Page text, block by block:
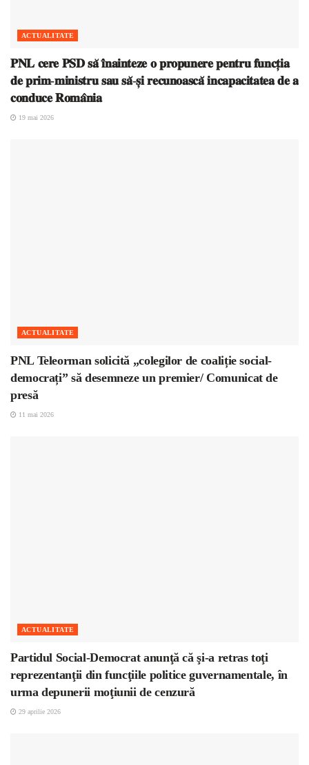
ACTUALITATE
𝐏𝐍𝐋 𝐜𝐞𝐫𝐞 𝐏𝐒𝐃 𝐬𝐚̆ 𝐢̂𝐧𝐚𝐢𝐧𝐭𝐞𝐳𝐞 𝐨 𝐩𝐫𝐨𝐩𝐮𝐧𝐞𝐫𝐞 𝐩𝐞𝐧𝐭𝐫𝐮 𝐟𝐮𝐧𝐜𝐭̦𝐢𝐚
𝐝𝐞 𝐩𝐫𝐢𝐦-𝐦𝐢𝐧𝐢𝐬𝐭𝐫𝐮 𝐬𝐚𝐮 𝐬𝐚̆-𝐬̦𝐢 𝐫𝐞𝐜𝐮𝐧𝐨𝐚𝐬𝐜𝐚̆ 𝐢𝐧𝐜𝐚𝐩𝐚𝐜𝐢𝐭𝐚𝐭𝐞𝐚 𝐝𝐞 𝐚
𝐜𝐨𝐧𝐝𝐮𝐜𝐞 𝐑𝐨𝐦𝐚̂𝐧𝐢𝐚
19 mai 2026
ACTUALITATE
PNL Teleorman solicită „colegilor de coaliție social-
democrați” să desemneze un premier/ Comunicat de
presă
11 mai 2026
ACTUALITATE
Partidul Social-Democrat anunţă că şi-a retras toţi
reprezentanţii din funcţiile politice guvernamentale, în
urma depunerii moţiunii de cenzură
29 aprilie 2026